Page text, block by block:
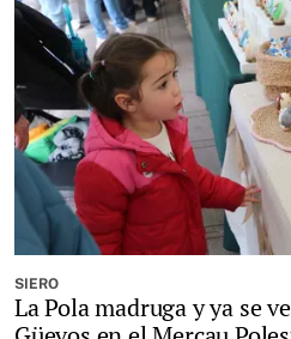
SIERO
La Pola madruga y ya se